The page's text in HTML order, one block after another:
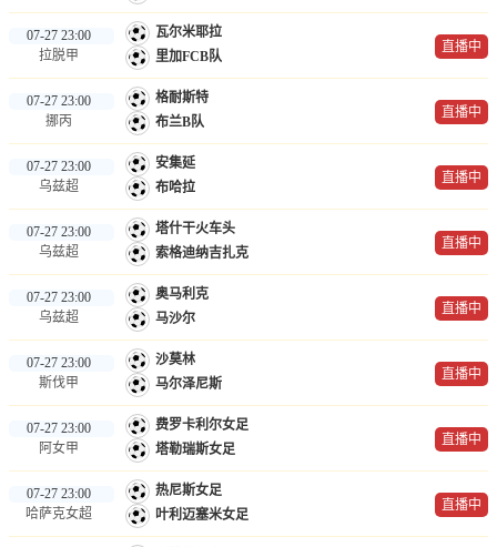
07-27 23:00
拉脱甲
瓦尔米耶拉
里加FCB队
直播中
07-27 23:00
挪丙
格耐斯特
布兰B队
直播中
07-27 23:00
乌兹超
安集延
布哈拉
直播中
07-27 23:00
乌兹超
塔什干火车头
索格迪纳吉扎克
直播中
07-27 23:00
乌兹超
奥马利克
马沙尔
直播中
07-27 23:00
斯伐甲
沙莫林
马尔泽尼斯
直播中
07-27 23:00
阿女甲
费罗卡利尔女足
塔勒瑞斯女足
直播中
07-27 23:00
哈萨克女超
热尼斯女足
叶利迈塞米女足
直播中